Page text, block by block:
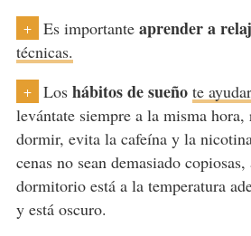
+ Es importante aprender a
técnicas.
+ Los hábitos de sueño te
levántate siempre a la misma
dormir, evita la cafeína y la
cenas no sean demasiado
dormitorio está a la temperatura
y está oscuro.